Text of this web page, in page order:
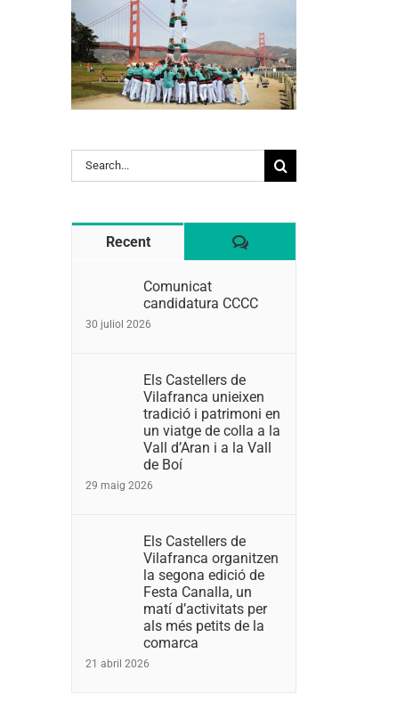
Search
for:
Recent Comentaris
Comunicat
candidatura CCCC
30 juliol 2026
Els Castellers de
Vilafranca unieixen
tradició i patrimoni en
un viatge de colla a la
Vall d’Aran i a la Vall
de Boí
29 maig 2026
Els Castellers de
Vilafranca organitzen
la segona edició de
Festa Canalla, un
matí d’activitats per
als més petits de la
comarca
21 abril 2026